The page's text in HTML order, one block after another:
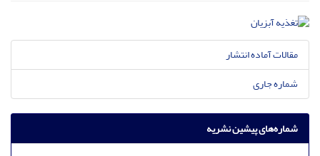
مقالات آماده انتشار
شماره جاری
شماره‌های پیشین نشریه